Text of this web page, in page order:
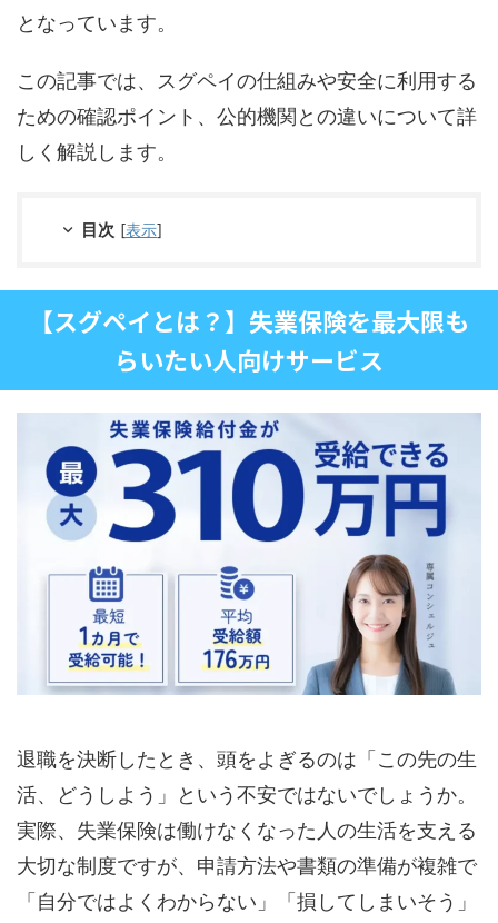
となっています。
この記事では、スグペイの仕組みや安全に利用する
ための確認ポイント、公的機関との違いについて詳
しく解説します。
目次 [表示]
【スグペイとは？】失業保険を最大限も
らいたい人向けサービス
退職を決断したとき、頭をよぎるのは「この先の生
活、どうしよう」という不安ではないでしょうか。
実際、失業保険は働けなくなった人の生活を支える
大切な制度ですが、申請方法や書類の準備が複雑で
「自分ではよくわからない」「損してしまいそう」